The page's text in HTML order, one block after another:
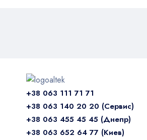
+38 063 111 71 71
+38 063 140 20 20 (Сервис)
+38 063 455 45 45 (Днепр)
+38 063 652 64 77 (Киев)